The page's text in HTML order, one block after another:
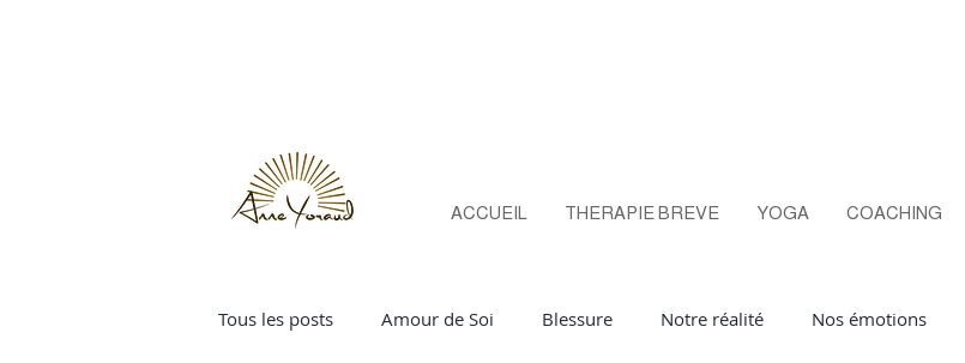
ACCUEIL THERAPIE BREVE YOGA COACHING
Tous les posts Amour de Soi Blessure Notre réalité Nos émotions